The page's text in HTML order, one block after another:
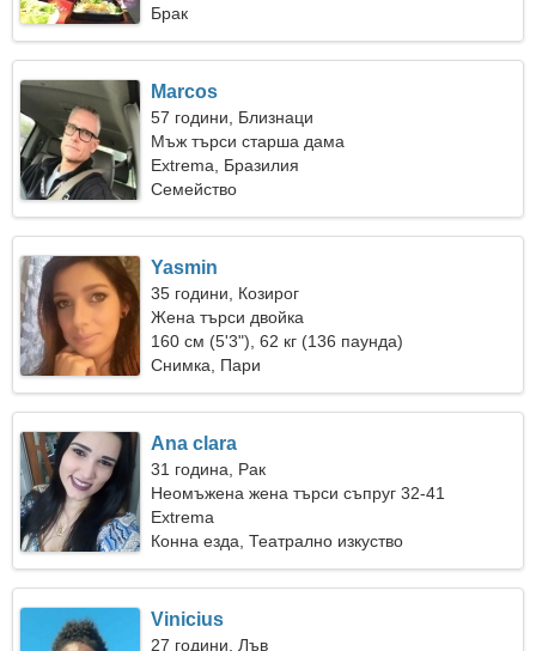
Брак
Marcos
57 години, Близнаци
Мъж търси старша дама
Extrema, Бразилия
Семейство
Yasmin
35 години, Козирог
Жена търси двойка
160 см (5'3"), 62 кг (136 паунда)
Снимка, Пари
Ana clara
31 година, Рак
Неомъжена жена търси съпруг 32-41
Extrema
Конна езда, Театрално изкуство
Vinicius
27 години, Лъв